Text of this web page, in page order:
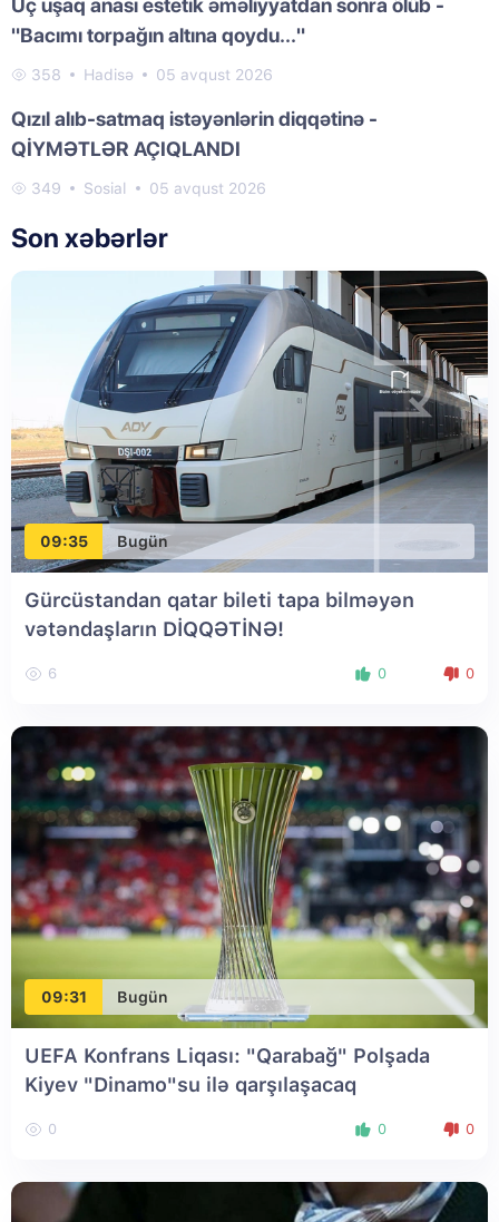
Üç uşaq anası estetik əməliyyatdan sonra ölüb -
"Bacımı torpağın altına qoydu..."
358 Hadisə 05 avqust 2026
Qızıl alıb-satmaq istəyənlərin diqqətinə -
QİYMƏTLƏR AÇIQLANDI
349 Sosial 05 avqust 2026
Son xəbərlər
09:35 Bugün
Gürcüstandan qatar bileti tapa bilməyən
vətəndaşların DİQQƏTİNƏ!
6 0 0
09:31 Bugün
UEFA Konfrans Liqası: "Qarabağ" Polşada
Kiyev "Dinamo"su ilə qarşılaşacaq
0 0 0